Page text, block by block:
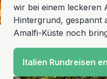
wir bei einem leckeren
Hintergrund, gespannt
Amalfi-Küste noch
Italien Rundreisen